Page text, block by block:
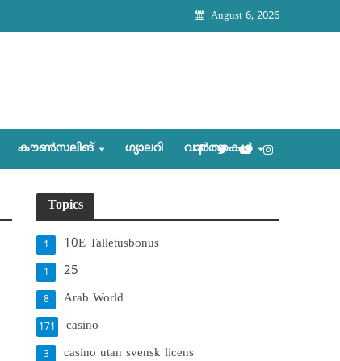
August 6, 2026
കൗണ്‍സലിങ്‌ ഗ്യാലറി വാര്‍ത്തകള്‍
Topics
10E Talletusbonus
1
25
1
Arab World
8
casino
171
casino utan svensk licens
3